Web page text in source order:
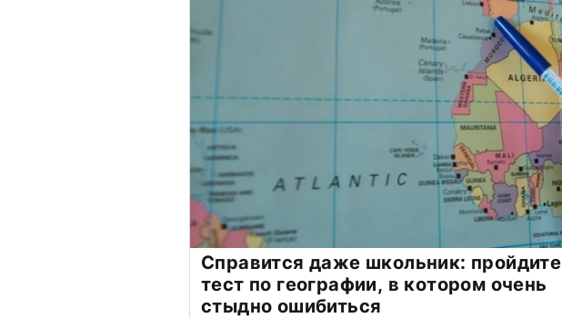
Справится даже школьник: пройдите
тест по географии, в котором очень
стыдно ошибиться